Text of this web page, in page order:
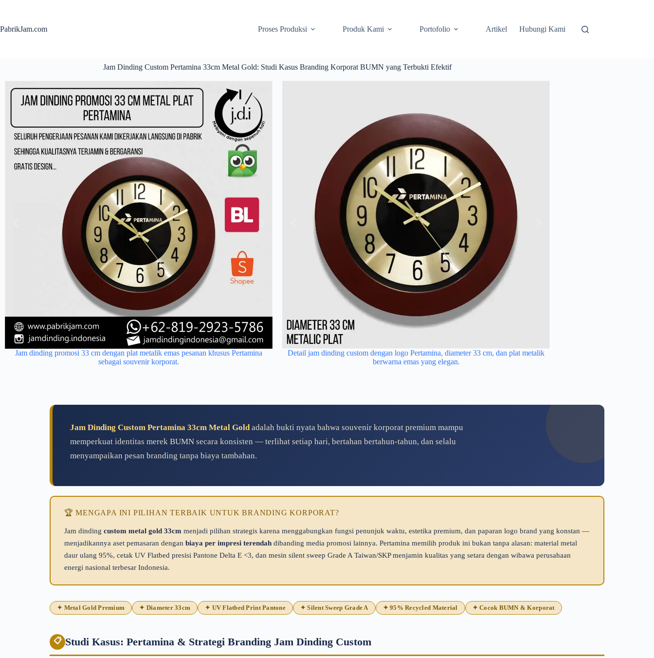
PabrikJam.com Proses Produksi Produk Kami Portofolio Artikel Hubungi Kami
Jam Dinding Custom Pertamina 33cm Metal Gold: Studi Kasus Branding Korporat BUMN yang Terbukti Efektif
Jam dinding promosi 33 cm dengan plat metalik emas pesanan khusus Pertamina
sebagai souvenir korporat.
Merchandise premium Pertamina berupa jam dinding 33 cm plat metalik gold, efektif
sebagai media promosi jangka panjang.
Detail jam dinding custom dengan logo Pertamina, diameter 33 cm, dan plat metalik
berwarna emas yang elegan.
Jam Dinding Custom Pertamina 33cm Metal Gold adalah bukti nyata bahwa souvenir korporat premium mampu
memperkuat identitas merek BUMN secara konsisten — terlihat setiap hari, bertahan bertahun-tahun, dan selalu
menyampaikan pesan branding tanpa biaya tambahan.
🏆 MENGAPA INI PILIHAN TERBAIK UNTUK BRANDING KORPORAT?
Jam dinding custom metal gold 33cm menjadi pilihan strategis karena menggabungkan fungsi penunjuk waktu, estetika premium, dan paparan logo brand yang konstan —
menjadikannya aset pemasaran dengan biaya per impresi terendahdibanding media promosi lainnya. Pertamina memilih produk ini bukan tanpa alasan: material metal
daur ulang 95%, cetak UV Flatbed presisi Pantone Delta E <3, dan mesin silent sweep Grade A Taiwan/SKP menjamin kualitas yang setara dengan wibawa perusahaan
energi nasional terbesar Indonesia.
✦ Metal Gold Premium ✦ Diameter 33cm ✦ UV Flatbed Print Pantone ✦ Silent Sweep Grade A ✦ 95% Recycled Material ✦ Cocok BUMN & Korporat
📋 Studi Kasus: Pertamina & Strategi Branding Jam Dinding Custom